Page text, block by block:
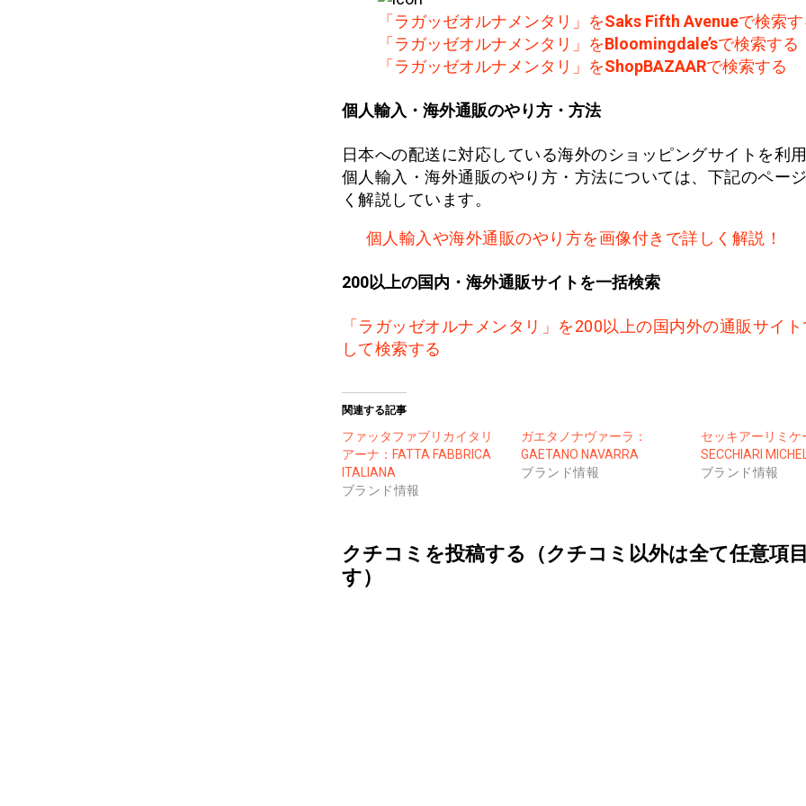
「ラガッゼオルナメンタリ」をSaks Fifth Avenueで検索す
「ラガッゼオルナメンタリ」をBloomingdale’sで検索する
「ラガッゼオルナメンタリ」をShopBAZAARで検索する
個人輸入・海外通販のやり方・方法
日本への配送に対応している海外のショッピングサイトを利用
個人輸入・海外通販のやり方・方法については、下記のペー
く解説しています。
個人輸入や海外通販のやり方を画像付きで詳しく解説！
200以上の国内・海外通販サイトを一括検索
「ラガッゼオルナメンタリ」を200以上の国内外の通販サイ
して検索する
関連する記事
ファッタファブリカイタリ
アーナ：FATTA FABBRICA
ITALIANA
ブランド情報
ガエタノナヴァーラ：
GAETANO NAVARRA
ブランド情報
セッキアーリミケ
SECCHIARI
ブランド情報
クチコミを投稿する（クチコミ以外は全て任意項
す）